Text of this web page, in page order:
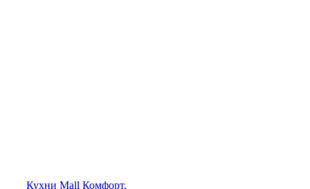
Кухни Mall Комфорт,